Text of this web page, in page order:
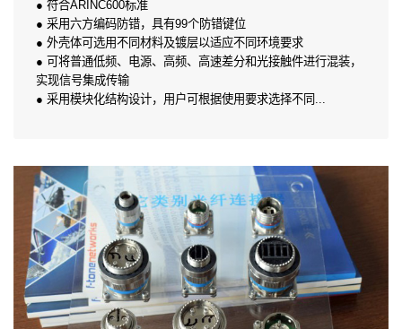
● 符合ARINC600标准
● 采用六方编码防错，具有99个防错键位
● 外壳体可选用不同材料及镀层以适应不同环境要求
● 可将普通低频、电源、高频、高速差分和光接触件进行混装，
实现信号集成传输
● 采用模块化结构设计，用户可根据使用要求选择不同...